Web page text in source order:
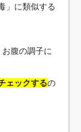
」に類似する
腹の調子に
ェックするの